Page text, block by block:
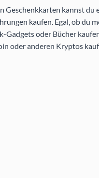
Geschenkkarten kannst du
kaufen. Egal, ob du
Gadgets oder Bücher
oder anderen Kryptos